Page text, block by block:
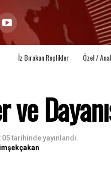
İz Bırakan Replikler Özel /
ve
tarihinde yayınlandı.